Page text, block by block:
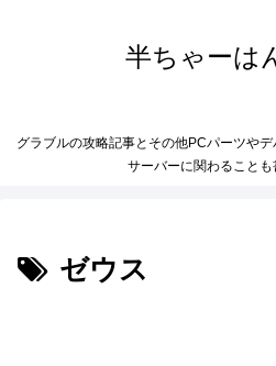
半ちゃーは
グラブルの攻略記事とその他PCパーツや
サーバーに関わることも
ゼウス